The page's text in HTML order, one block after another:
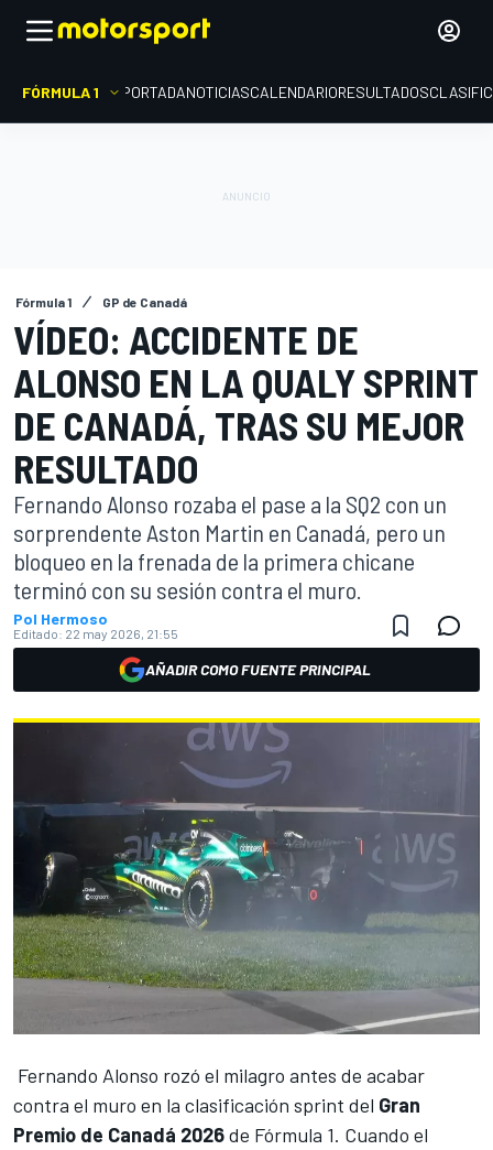
FÓRMULA 1 PORTADANOTICIASCALENDARIORESULTADOS
Fórmula 1 GP de Canadá
VÍDEO: ACCIDENTE DE
ALONSO EN LA QUALY SPRINT
DE CANADÁ, TRAS SU MEJOR
RESULTADO
Fernando Alonso rozaba el pase a la SQ2 con un
sorprendente Aston Martin en Canadá, pero un
bloqueo en la frenada de la primera chicane
terminó con su sesión contra el muro.
Pol Hermoso
Editado: 22 may 2026, 21:55
AÑADIR COMO FUENTE PRINCIPAL
Fernando Alonso rozó el milagro antes de acabar
contra el muro en la clasificación sprint del Gran
Premio de Canadá 2026de Fórmula 1. Cuando el